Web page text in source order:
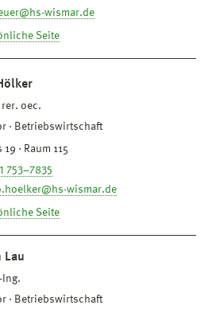
wismar.de
Seite
rer. oec.
Betriebswirtschaft
19 · Raum 115
753–7835
wismar.de
Seite
Lau
Ing.
Betriebswirtschaft